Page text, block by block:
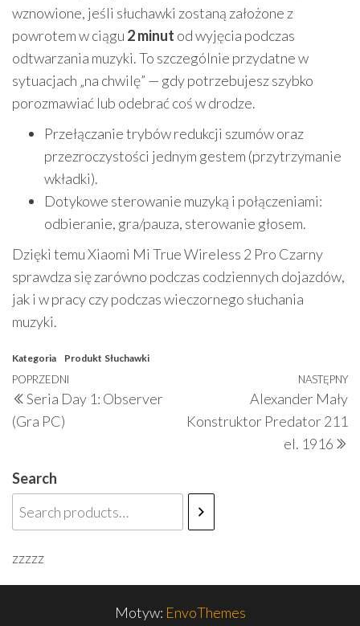
wznowione, jeśli słuchawki zostaną założone z
powrotem w ciągu 2 minut od wyjęcia podczas
odtwarzania muzyki. To szczególnie przydatne w
sytuacjach „na chwilę” — gdy potrzebujesz szybko
porozmawiać lub odebrać coś w drodze.
Przełączanie trybów redukcji szumów oraz
przezroczystości jednym gestem (przytrzymanie
wkładki).
Dotykowe sterowanie muzyką i połączeniami:
odbieranie, gra/pauza, sterowanie głosem.
Dzięki temu Xiaomi Mi True Wireless 2 Pro Czarny
sprawdza się zarówno podczas codziennych dojazdów,
jak i w pracy czy podczas wieczornego słuchania
muzyki.
Kategoria Produkt Słuchawki
Nawigacja
wpisu
Poprzedni
wpis
POPRZEDNI
Seria Day 1: Observer
(Gra PC)
NASTĘPNY
Alexander Mały
Konstruktor Predator 211
el. 1916
Search
zzzzz
Motyw: EnvoThemes